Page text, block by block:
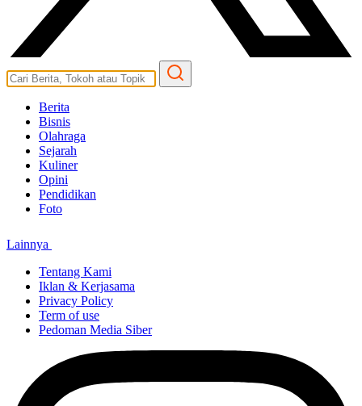
Berita
Bisnis
Olahraga
Sejarah
Kuliner
Opini
Pendidikan
Foto
Lainnya
Tentang Kami
Iklan & Kerjasama
Privacy Policy
Term of use
Pedoman Media Siber